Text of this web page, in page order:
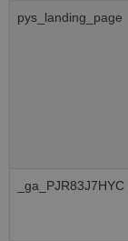
pys_landing_page
_ga_PJR83J7HYC